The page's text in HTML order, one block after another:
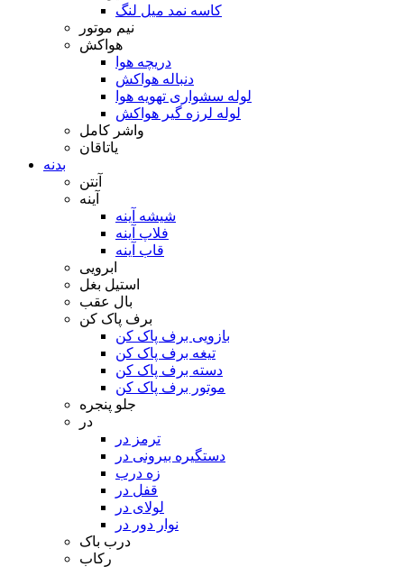
کاسه نمد میل لنگ
نیم موتور
هواکش
دریچه هوا
دنباله هواکش
لوله سشواری تهویه هوا
لوله لرزه گیر هواکش
واشر کامل
یاتاقان
بدنه
آنتن
آینه
شیشه آینه
فلاپ آینه
قاب آینه
ابرویی
استیل بغل
بال عقب
برف پاک کن
بازویی برف پاک کن
تیغه برف پاک کن
دسته برف پاک کن
موتور برف پاک کن
جلو پنجره
در
ترمز در
دستگیره بیرونی در
زه درب
قفل در
لولای در
نوار دور در
درب باک
رکاب